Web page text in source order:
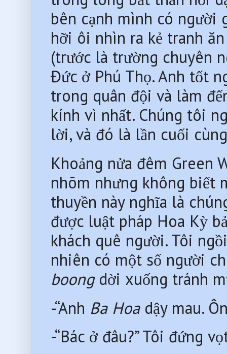
bên cạnh mình có người
hỡi ôi nhìn ra kẻ tranh
(trước là trường chuyên
Đức ở Phú Thọ. Anh tốt
trong quân đội và làm
kính vì nhất. Chúng tôi
lời, và đó là lần cuối
Khoảng nửa đêm Green
nhõm nhưng không biết
thuyền này nghĩa là
được luật pháp Hoa Kỳ
khách quê người. Tôi
boong dời xuống tránh
-“Anh Ba Hoa dậy mau.
-“Bác ở đâu?” Tôi đứng